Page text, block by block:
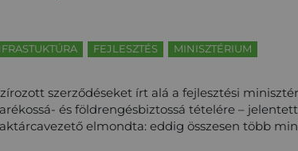
FEJLESZTÉS MINISZTÉRIUM
szerződéseket írt alá a fejlesztési
és földrengésbiztossá tételére –
elmondta: eddig összesen több